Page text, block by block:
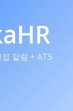
알림 + ATS